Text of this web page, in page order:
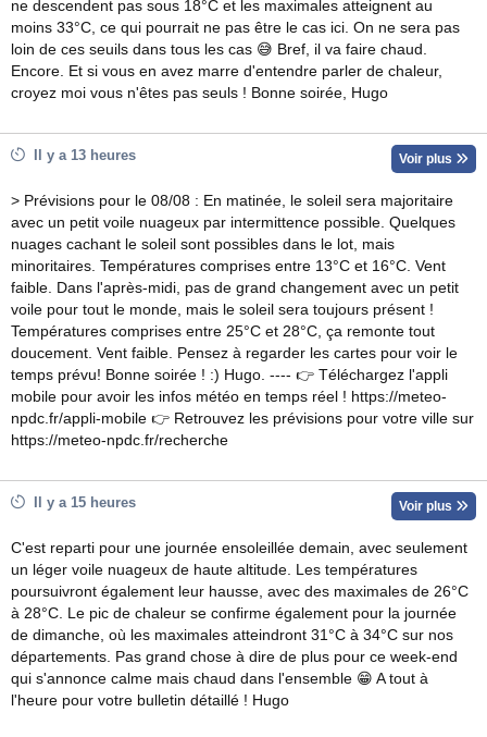
ne descendent pas sous 18°C et les maximales atteignent au
moins 33°C, ce qui pourrait ne pas être le cas ici. On ne sera pas
loin de ces seuils dans tous les cas 😅 Bref, il va faire chaud.
Encore. Et si vous en avez marre d'entendre parler de chaleur,
croyez moi vous n'êtes pas seuls ! Bonne soirée, Hugo
Il y a 13 heures Voir plus
> Prévisions pour le 08/08 : En matinée, le soleil sera majoritaire
avec un petit voile nuageux par intermittence possible. Quelques
nuages cachant le soleil sont possibles dans le lot, mais
minoritaires. Températures comprises entre 13°C et 16°C. Vent
faible. Dans l'après-midi, pas de grand changement avec un petit
voile pour tout le monde, mais le soleil sera toujours présent !
Températures comprises entre 25°C et 28°C, ça remonte tout
doucement. Vent faible. Pensez à regarder les cartes pour voir le
temps prévu! Bonne soirée ! :) Hugo. ---- 👉 Téléchargez l'appli
mobile pour avoir les infos météo en temps réel ! https://meteo-
npdc.fr/appli-mobile 👉 Retrouvez les prévisions pour votre ville sur
https://meteo-npdc.fr/recherche
Il y a 15 heures Voir plus
C'est reparti pour une journée ensoleillée demain, avec seulement
un léger voile nuageux de haute altitude. Les températures
poursuivront également leur hausse, avec des maximales de 26°C
à 28°C. Le pic de chaleur se confirme également pour la journée
de dimanche, où les maximales atteindront 31°C à 34°C sur nos
départements. Pas grand chose à dire de plus pour ce week-end
qui s'annonce calme mais chaud dans l'ensemble 😁 A tout à
l'heure pour votre bulletin détaillé ! Hugo